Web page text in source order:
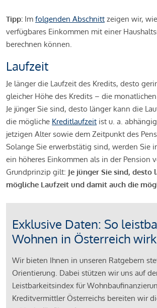
Tipp: Im folgenden Abschnitt zeigen wir,
verfügbares Einkommen mit einer
berechnen können.
Laufzeit
Je länger die Laufzeit des Kredits, desto
gleicher Höhe des Kredits – die
Je jünger Sie sind, desto länger kann die
die mögliche Kreditlaufzeit ist u. a.
jetzigen Alter sowie dem Zeitpunkt des
Solange Sie erwerbstätig sind, werden Sie
ein höheres Einkommen als in der Pension
Grundprinzip gilt: Je jünger Sie sind, desto
mögliche Laufzeit und damit auch die
Exklusive Daten: So
Wohnen in Österreich
Wir bieten Ihnen in unseren Ratgebern
Orientierung. Dabei stützen wir uns auf
Leistbarkeitsindex für
Kreditvermittler Österreichs bereiten wir